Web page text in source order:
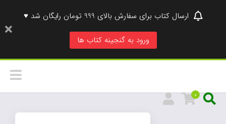
ارسال کتاب برای سفارش بالای 999 تومان رایگان شد ♥
ورود به گنجینه کتاب ها